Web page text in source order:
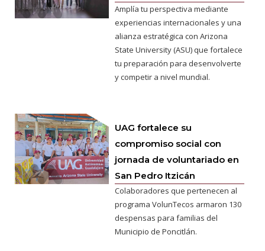
Amplía tu perspectiva mediante
experiencias internacionales y una
alianza estratégica con Arizona
State University (ASU) que fortalece
tu preparación para desenvolverte
y competir a nivel mundial.
UAG fortalece su
compromiso social con
jornada de voluntariado en
San Pedro Itzicán
Colaboradores que pertenecen al
programa VolunTecos armaron 130
despensas para familias del
Municipio de Poncitlán.